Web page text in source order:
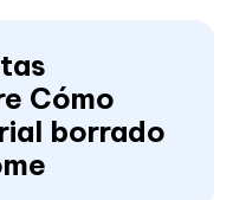
Cómo
borrado